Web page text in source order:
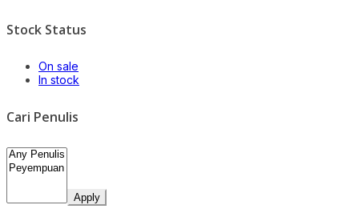
Stock Status
On sale
In stock
Cari Penulis
Apply